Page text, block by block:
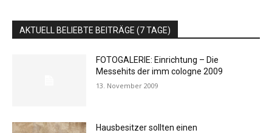
AKTUELL BELIEBTE BEITRÄGE (7 TAGE)
FOTOGALERIE: Einrichtung – Die
Messehits der imm cologne 2009
13. November 2009
Hausbesitzer sollten einen